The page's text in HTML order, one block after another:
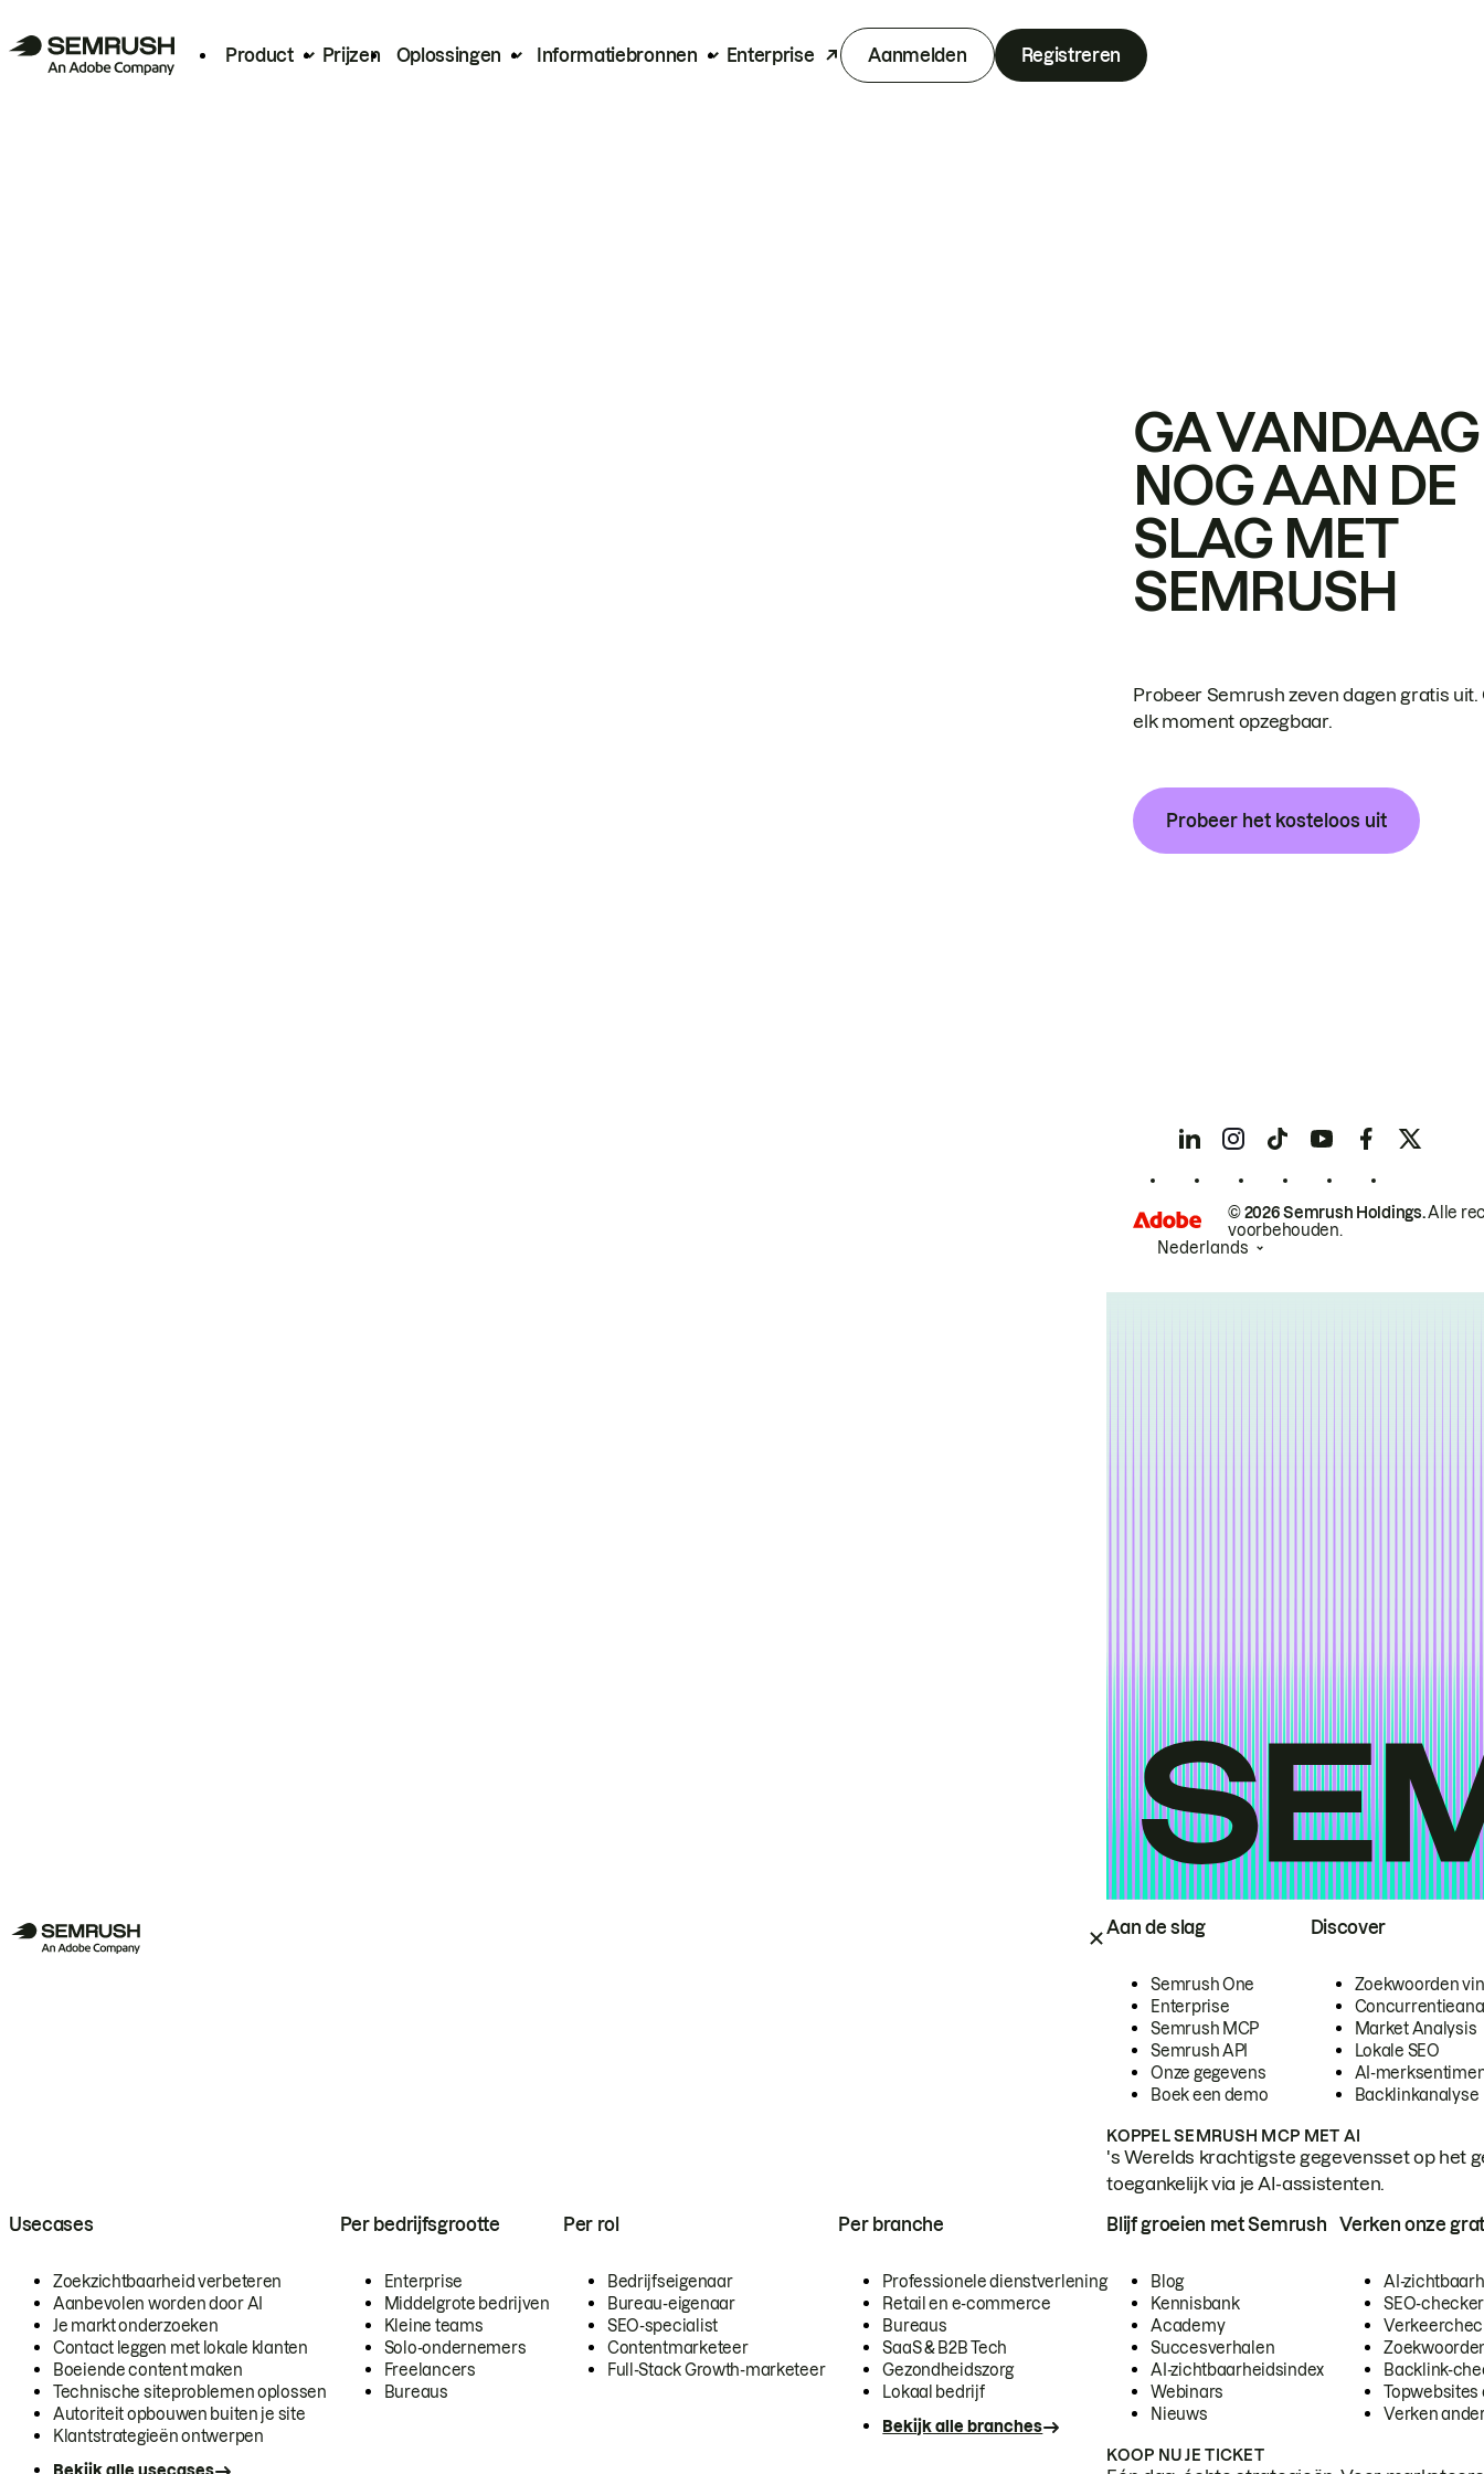
Product Prijzen Oplossingen Informatiebronnen Enterprise Aanmelden Registreren
Aan de slag
Semrush One
Enterprise
Semrush MCP
Semrush API
Onze gegevens
Boek een demo
Discover
Zoekwoorden
Market Analysis
Lokale SEO
AI-
Backlinkanalyse
KOPPEL SEMRUSH MCP MET AI
's Werelds krachtigste gegevensset op het
toegankelijk via je AI-assistenten.
Usecases
Zoekzichtbaarheid verbeteren
Aanbevolen worden door AI
Je markt onderzoeken
Contact leggen met lokale klanten
Boeiende content maken
Technische siteproblemen oplossen
Autoriteit opbouwen buiten je site
Klantstrategieën ontwerpen
Per bedrijfsgrootte
Enterprise
Middelgrote bedrijven
Kleine teams
Solo-ondernemers
Freelancers
Bureaus
Per rol
Bedrijfseigenaar
Bureau-eigenaar
SEO-specialist
Contentmarketeer
Full-Stack Growth-marketeer
Per branche
Professionele dienstverlening
Retail en e-commerce
Bureaus
SaaS & B2B Tech
Gezondheidszorg
Lokaal bedrijf
Bekijk alle branches
Blijf groeien met Semrush
Blog
Kennisbank
Academy
Succesverhalen
AI-zichtbaarheidsindex
Webinars
Nieuws
Verken onze
AI-
SEO-checker
Backlink-
Topwebsites
Verken
KOOP NU JE TICKET
GA VANDAAG
NOG AAN DE
SLAG MET
SEMRUSH
Probeer Semrush zeven dagen gratis uit.
elk moment opzegbaar.
Probeer het kosteloos uit
© 2026 Semrush Holdings.Alle
voorbehouden.
Nederlands